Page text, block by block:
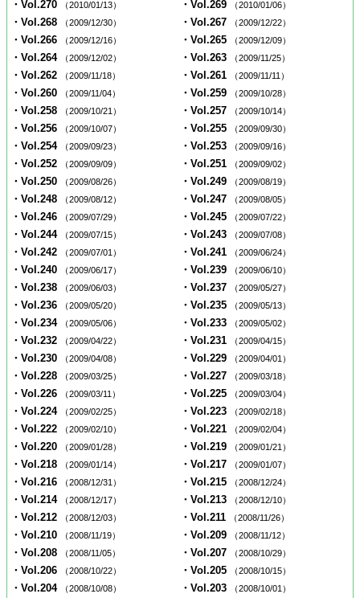
・Vol.270 （2010/01/13） ・Vol.269 （2010/01/06）
・Vol.268 （2009/12/30） ・Vol.267 （2009/12/22）
・Vol.266 （2009/12/16） ・Vol.265 （2009/12/09）
・Vol.264 （2009/12/02） ・Vol.263 （2009/11/25）
・Vol.262 （2009/11/18） ・Vol.261 （2009/11/11）
・Vol.260 （2009/11/04） ・Vol.259 （2009/10/28）
・Vol.258 （2009/10/21） ・Vol.257 （2009/10/14）
・Vol.256 （2009/10/07） ・Vol.255 （2009/09/30）
・Vol.254 （2009/09/23） ・Vol.253 （2009/09/16）
・Vol.252 （2009/09/09） ・Vol.251 （2009/09/02）
・Vol.250 （2009/08/26） ・Vol.249 （2009/08/19）
・Vol.248 （2009/08/12） ・Vol.247 （2009/08/05）
・Vol.246 （2009/07/29） ・Vol.245 （2009/07/22）
・Vol.244 （2009/07/15） ・Vol.243 （2009/07/08）
・Vol.242 （2009/07/01） ・Vol.241 （2009/06/24）
・Vol.240 （2009/06/17） ・Vol.239 （2009/06/10）
・Vol.238 （2009/06/03） ・Vol.237 （2009/05/27）
・Vol.236 （2009/05/20） ・Vol.235 （2009/05/13）
・Vol.234 （2009/05/06） ・Vol.233 （2009/05/02）
・Vol.232 （2009/04/22） ・Vol.231 （2009/04/15）
・Vol.230 （2009/04/08） ・Vol.229 （2009/04/01）
・Vol.228 （2009/03/25） ・Vol.227 （2009/03/18）
・Vol.226 （2009/03/11） ・Vol.225 （2009/03/04）
・Vol.224 （2009/02/25） ・Vol.223 （2009/02/18）
・Vol.222 （2009/02/10） ・Vol.221 （2009/02/04）
・Vol.220 （2009/01/28） ・Vol.219 （2009/01/21）
・Vol.218 （2009/01/14） ・Vol.217 （2009/01/07）
・Vol.216 （2008/12/31） ・Vol.215 （2008/12/24）
・Vol.214 （2008/12/17） ・Vol.213 （2008/12/10）
・Vol.212 （2008/12/03） ・Vol.211 （2008/11/26）
・Vol.210 （2008/11/19） ・Vol.209 （2008/11/12）
・Vol.208 （2008/11/05） ・Vol.207 （2008/10/29）
・Vol.206 （2008/10/22） ・Vol.205 （2008/10/15）
・Vol.204 （2008/10/08） ・Vol.203 （2008/10/01）